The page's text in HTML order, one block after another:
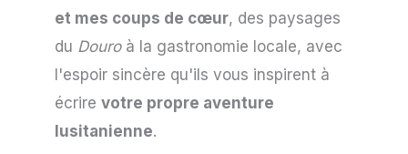
et mes coups de cœur, des paysages
du Douroà la gastronomie locale, avec
l'espoir sincère qu'ils vous inspirent à
écrire votre propre aventure
lusitanienne.